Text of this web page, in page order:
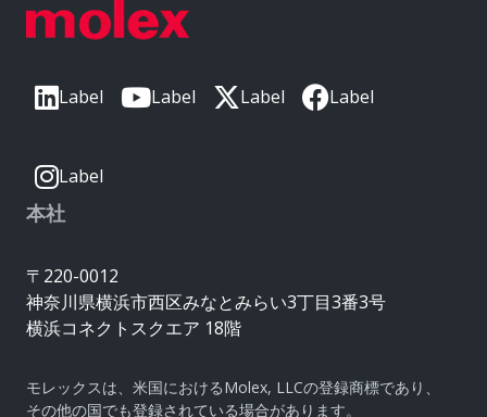
Label Label Label Label
Label
本社
〒220-0012
神奈川県横浜市西区みなとみらい3丁目3番3号
横浜コネクトスクエア 18階
モレックスは、米国におけるMolex, LLCの登録商標であり、
その他の国でも登録されている場合があります。